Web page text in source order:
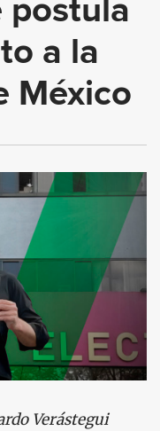
a la
México
Verástegui